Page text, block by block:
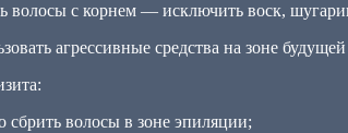
волосы с корнем — исключить воск,
агрессивные средства на зоне
сбрить волосы в зоне эпиляции;